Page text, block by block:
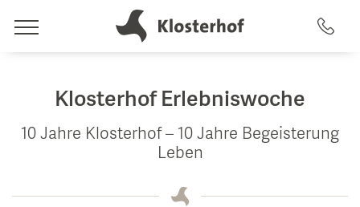
leben
Hotel & Gastgeber
Geschichte
Klosterhof Erlebniswoche
10 Jahre Klosterhof – 10 Jahre Begeisterung
Leben